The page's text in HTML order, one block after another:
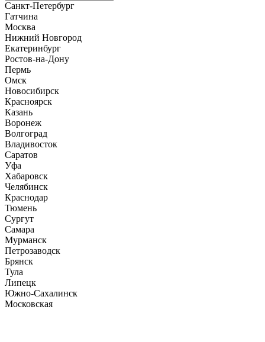
Санкт-Петербург
Гатчина
Москва
Нижний Новгород
Екатеринбург
Ростов-на-Дону
Пермь
Омск
Новосибирск
Красноярск
Казань
Воронеж
Волгоград
Владивосток
Саратов
Уфа
Хабаровск
Челябинск
Краснодар
Тюмень
Сургут
Самара
Мурманск
Петрозаводск
Брянск
Тула
Липецк
Южно-Сахалинск
Московская